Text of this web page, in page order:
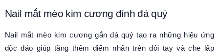
Nail mắt mèo kim cương đính đá quý
Nail mắt mèo kim cương gắn đá quý tạo ra những hiệu ứng
độc đáo giúp tăng thêm điểm nhấn trên đôi tay và che lấp